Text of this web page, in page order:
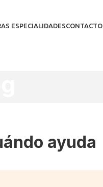
ESPECIALIDADESCONTACTO
ayuda